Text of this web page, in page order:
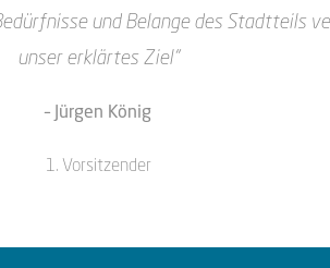
und Belange des Stadtteils
unser erklärtes Ziel“
– Jürgen König
1. Vorsitzender